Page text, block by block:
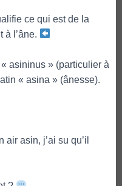
ce qui est de la
à l’âne.
asininus » (particulier à
« asina » (ânesse).
asin, j’ai su qu’il